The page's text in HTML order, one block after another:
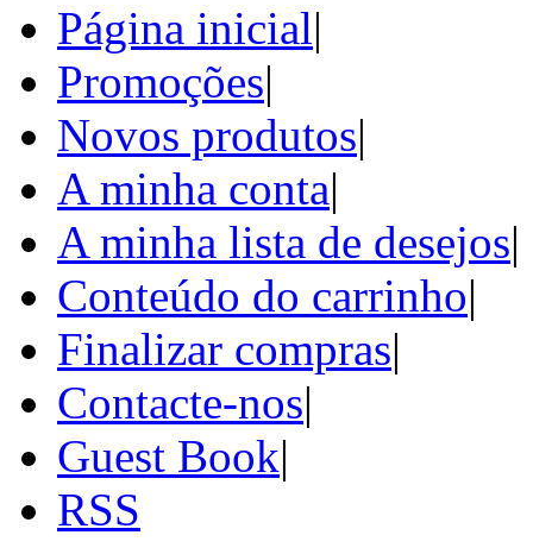
Página inicial|
Promoções|
Novos produtos|
A minha conta|
A minha lista de desejos|
Conteúdo do carrinho|
Finalizar compras|
Contacte-nos|
Guest Book|
RSS